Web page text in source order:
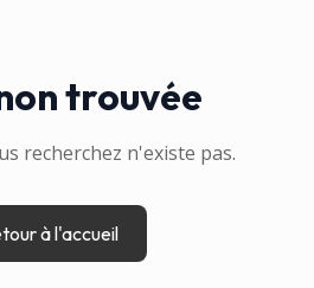
trouvée
recherchez n'existe pas.
à l'accueil